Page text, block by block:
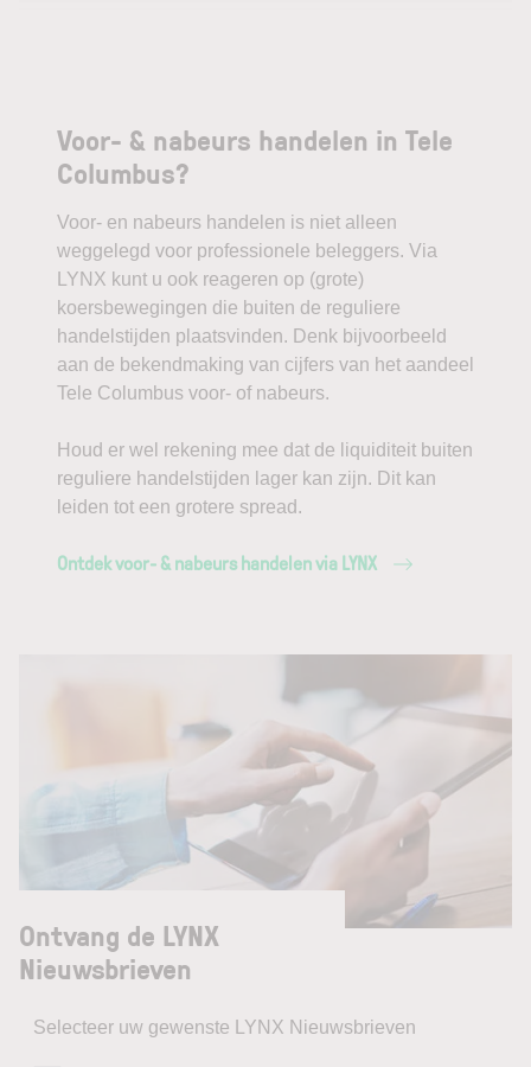
Voor- & nabeurs handelen in Tele
Columbus?
Voor- en nabeurs handelen is niet alleen
weggelegd voor professionele beleggers. Via
LYNX kunt u ook reageren op (grote)
koersbewegingen die buiten de reguliere
handelstijden plaatsvinden. Denk bijvoorbeeld
aan de bekendmaking van cijfers van het aandeel
Tele Columbus voor- of nabeurs.
Houd er wel rekening mee dat de liquiditeit buiten
reguliere handelstijden lager kan zijn. Dit kan
leiden tot een grotere spread.
Ontdek voor- & nabeurs handelen via LYNX
Ontvang de LYNX
Nieuwsbrieven
Selecteer uw gewenste LYNX Nieuwsbrieven